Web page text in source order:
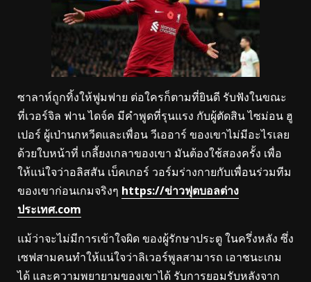
ซาลาห์ถูกทิ้งให้ฟูมฟาย ต่อใครก็ตามที่ยินดี รับฟังในขณะ
ที่เวอร์จิล ฟาน ไดจ์ค มีคำพูดที่รุนแรง กับผู้ตัดสิน ไซม่อน ฮู
เปอร์ ผู้เป่านกหวีดและเพื่อน วีเออาร์ ของเขาไม่มีอะไรเลย
ด้วยใบหน้าที่ เกลี้ยงเกลาของเขา มันต้องใช้สองครั้ง เพื่อ
ให้แน่ใจว่าอลิสสัน เบ็คเกอร์ วอร์มร่างกายกับเพื่อนร่วมทีม
ของเขาก่อนเกมจริงๆ https://ข่าวฟุตบอลต่าง
ประเทศ.com
แม้ว่าจะไม่มีการเข้าใจผิด ของผู้รักษาประตู ในครึ่งหลัง ซึ่ง
เซฟสามคนทำให้แน่ใจว่าลิเวอร์พูลสามารถ เอาชนะเกม
ได้ และความพยายามของเขาได้ รับการยอมรับหลังจาก